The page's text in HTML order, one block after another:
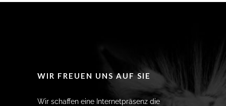
WIR FREUEN UNS AUF SIE
Wir schaffen eine Internetpräsenz die